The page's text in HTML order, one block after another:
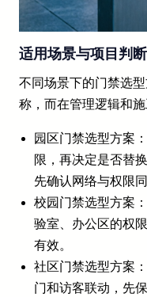
适用场景与项目判断
不同场景下的门禁选
称，而在管理逻辑和施
园区门禁选型方案
限，再决定是否替
先确认网络与权限同
校园门禁选型方案
验室、办公区的权
有效。
社区门禁选型方案
门和访客联动，先